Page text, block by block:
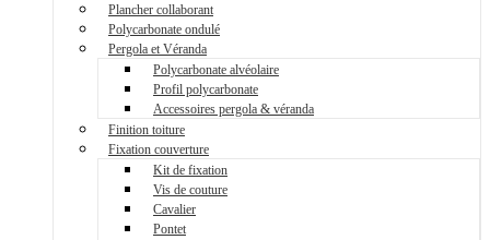
Plancher collaborant
Polycarbonate ondulé
Pergola et Véranda
Polycarbonate alvéolaire
Profil polycarbonate
Accessoires pergola & véranda
Finition toiture
Fixation couverture
Kit de fixation
Vis de couture
Cavalier
Pontet